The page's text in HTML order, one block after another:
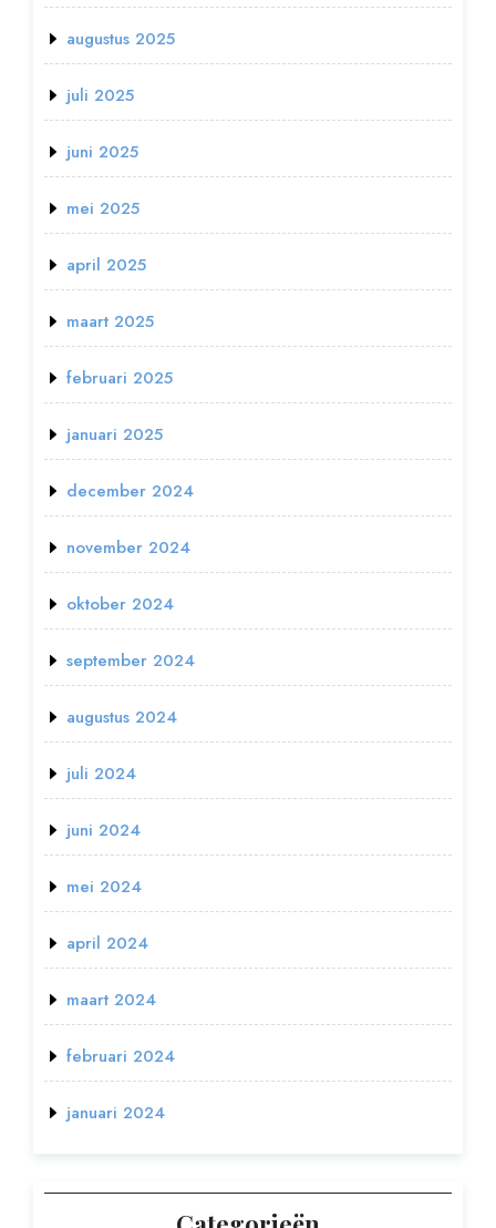
augustus 2025
juli 2025
juni 2025
mei 2025
april 2025
maart 2025
februari 2025
januari 2025
december 2024
november 2024
oktober 2024
september 2024
augustus 2024
juli 2024
juni 2024
mei 2024
april 2024
maart 2024
februari 2024
januari 2024